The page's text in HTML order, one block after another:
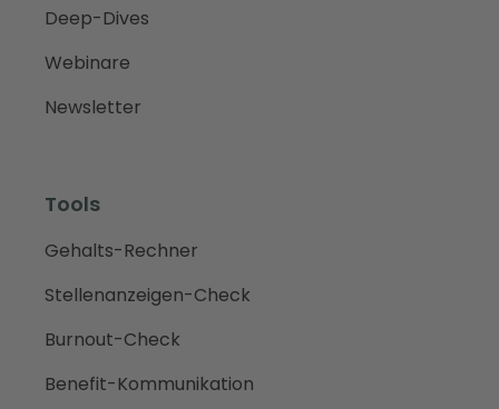
Deep-Dives
Webinare
Newsletter
Tools
Gehalts-Rechner
Stellenanzeigen-Check
Burnout-Check
Benefit-Kommunikation